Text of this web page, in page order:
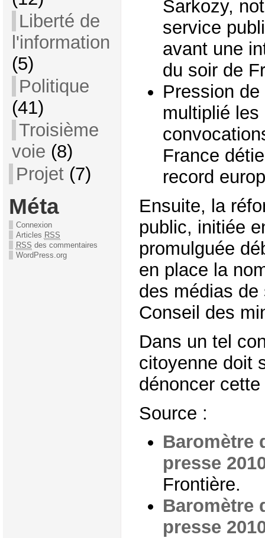
Liberté de
l'information
(5)
Politique
(41)
Troisième
voie (8)
Projet(7)
Méta
Connexion
Articles RSS
RSS des commentaires
WordPress.org
Sarkozy,
service
avant une
du soir de
Pression
multiplié
France
record
Ensuite, la
public, initiée
promulguée
en place la
des médias
Conseil des
Dans un tel
citoyenne doit
dénoncer
Source :
Baromètre
presse
Frontière.
Baromètre
presse